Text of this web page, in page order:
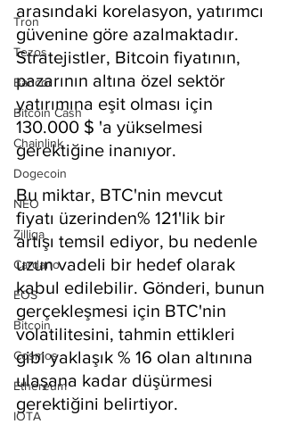
Tron
Tezos
Bancor
Bitcoin Cash
Chainlink
Dogecoin
NEO
Zilliqa
Cardano
EOS
Bitcoin
Cosmos
Ethereum
IOTA
arasındaki korelasyon, yatırımcı
güvenine göre azalmaktadır.
Stratejistler, Bitcoin fiyatının,
pazarının altına özel sektör
yatırımına eşit olması için
130.000 $ 'a yükselmesi
gerektiğine inanıyor.
Bu miktar, BTC'nin mevcut
fiyatı üzerinden% 121'lik bir
artışı temsil ediyor, bu nedenle
uzun vadeli bir hedef olarak
kabul edilebilir. Gönderi, bunun
gerçekleşmesi için BTC'nin
volatilitesini, tahmin ettikleri
gibi yaklaşık % 16 olan altınına
ulaşana kadar düşürmesi
gerektiğini belirtiyor.